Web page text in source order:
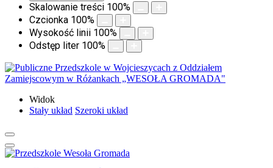
Skalowanie treści 100%
Czcionka 100%
Wysokość linii 100%
Odstęp liter 100%
Widok
Stały układ Szeroki układ